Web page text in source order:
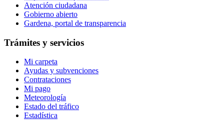
Atención ciudadana
Gobierno abierto
Gardena, portal de transparencia
Trámites y servicios
Mi carpeta
Ayudas y subvenciones
Contrataciones
Mi pago
Meteorología
Estado del tráfico
Estadística